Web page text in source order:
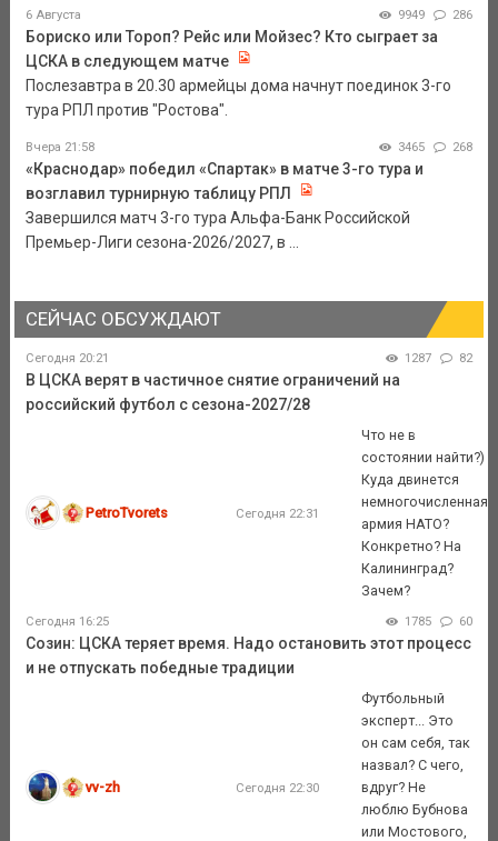
6 Августа 9949 286
Бориско или Тороп? Рейс или Мойзес? Кто сыграет за
ЦСКА в следующем матче
Послезавтра в 20.30 армейцы дома начнут поединок 3-го
тура РПЛ против "Ростова".
Вчера 21:58 3465 268
«Краснодар» победил «Спартак» в матче 3-го тура и
возглавил турнирную таблицу РПЛ
Завершился матч 3-го тура Альфа-Банк Российской
Премьер-Лиги сезона-2026/2027, в ...
СЕЙЧАС ОБСУЖДАЮТ
Сегодня 20:21 1287 82
В ЦСКА верят в частичное снятие ограничений на
российский футбол с сезона-2027/28
PetroTvorets Сегодня 22:31
Что не в
состоянии найти?)
Куда двинется
немногочисленная
армия НАТО?
Конкретно? На
Калининград?
Зачем?
Сегодня 16:25 1785 60
Созин: ЦСКА теряет время. Надо остановить этот процесс
и не отпускать победные традиции
vv-zh Сегодня 22:30
Футбольный
эксперт... Это
он сам себя, так
назвал? С чего,
вдруг? Не
люблю Бубнова
или Мостового,